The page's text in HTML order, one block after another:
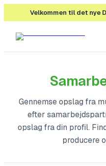
Velkommen til det nye
Gennemse opslag fra
efter
opslag fra din profil.
producere